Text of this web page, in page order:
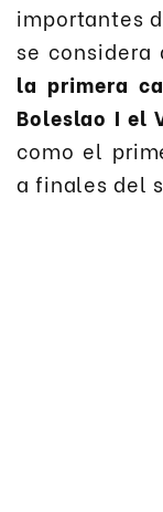
importantes
se considera
la primera
Boleslao I el
como el
a finales del